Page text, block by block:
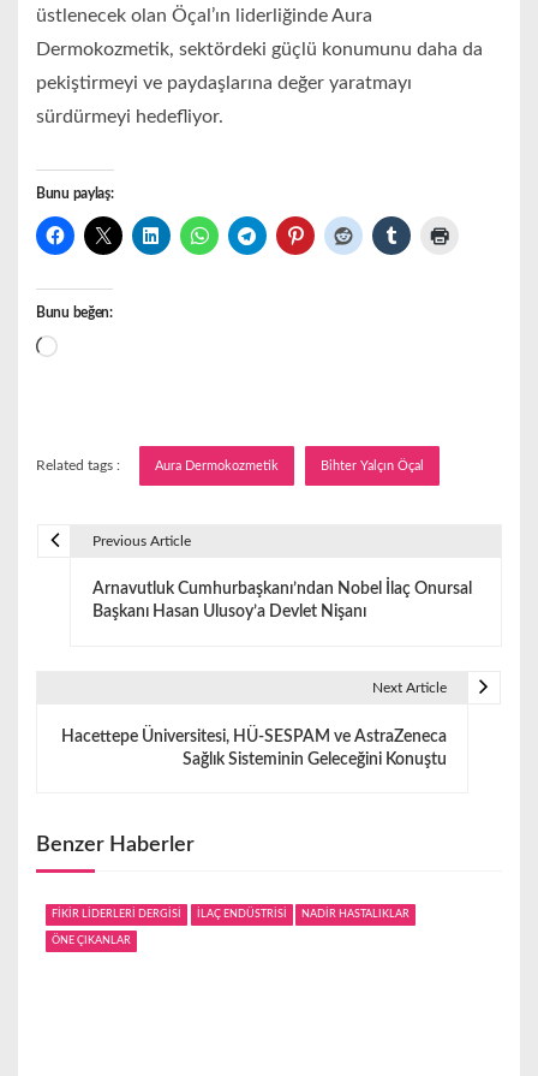
üstlenecek olan Öçal’ın liderliğinde Aura
Dermokozmetik, sektördeki güçlü konumunu daha da
pekiştirmeyi ve paydaşlarına değer yaratmayı
sürdürmeyi hedefliyor.
Bunu paylaş:
Bunu beğen:
Yükleniyor...
Related tags : Aura Dermokozmetik Bihter Yalçın Öçal
i
n
m
Previous Article
Arnavutluk Cumhurbaşkanı’ndan Nobel İlaç Onursal
Başkanı Hasan Ulusoy’a Devlet Nişanı
Next Article
Hacettepe Üniversitesi, HÜ-SESPAM ve AstraZeneca
Sağlık Sisteminin Geleceğini Konuştu
Benzer Haberler
FİKİR LİDERLERİ DERGİSİ İLAÇ ENDÜSTRİSİ NADİR HASTALIKLAR
ÖNE ÇIKANLAR